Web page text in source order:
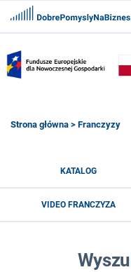
FRANCZYZY
Strona główna > Franczyzy
KATALOG
VIDEO FRANCZYZA